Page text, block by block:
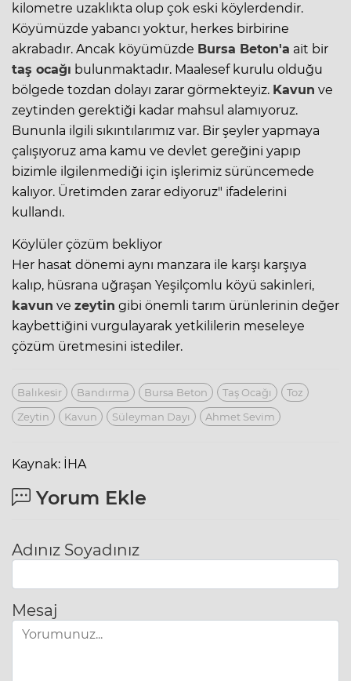
kilometre uzaklıkta olup çok eski köylerdendir.
Köyümüzde yabancı yoktur, herkes birbirine
akrabadır. Ancak köyümüzde Bursa Beton'a ait bir
taş ocağı bulunmaktadır. Maalesef kurulu olduğu
bölgede tozdan dolayı zarar görmekteyiz. Kavun ve
zeytinden gerektiği kadar mahsul alamıyoruz.
Bununla ilgili sıkıntılarımız var. Bir şeyler yapmaya
çalışıyoruz ama kamu ve devlet gereğini yapıp
bizimle ilgilenmediği için işlerimiz sürüncemede
kalıyor. Üretimden zarar ediyoruz" ifadelerini
kullandı.
Köylüler çözüm bekliyor
Her hasat dönemi aynı manzara ile karşı karşıya
kalıp, hüsrana uğraşan Yeşilçomlu köyü sakinleri,
kavun ve zeytin gibi önemli tarım ürünlerinin değer
kaybettiğini vurgulayarak yetkililerin meseleye
çözüm üretmesini istediler.
Balıkesir Bandırma Bursa Beton Taş Ocağı
Toz
Zeytin
Kavun Süleyman Dayı Ahmet Sevim
Kaynak: İHA
Yorum Ekle
Adınız Soyadınız
Mesaj